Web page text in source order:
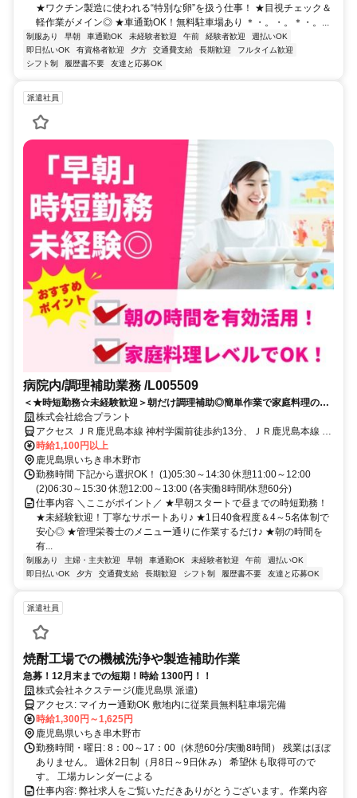
★ワクチン製造に使われる“特別な卵”を扱う仕事！ ★目視チェック＆
軽作業がメイン◎ ★車通勤OK！無料駐車場あり ＊・。・。＊・。...
制服あり 早朝 車通勤OK 未経験者歓迎 午前 経験者歓迎
週払いOK
即日払いOK
有資格者歓迎 夕方 交通費支給 長期歓迎
フルタイム歓迎
シフト制
履歴書不要 友達と応募OK
派遣社員
病院内/調理補助業務 /L005509
＜★時短勤務☆未経験歓迎＞朝だけ調理補助◎簡単作業で家庭料理の経
験が活かせる♪
株式会社総合プラント
アクセス ＪＲ鹿児島本線 神村学園前徒歩約13分、ＪＲ鹿児島本線 串
木野徒歩約26分、連絡バス 串木野徒歩約26分 鹿児島県いちき串木野
市照島
時給1,100円以上
鹿児島県いちき串木野市
勤務時間 下記から選択OK！ (1)05:30～14:30 休憩11:00～12:00
(2)06:30～15:30 休憩12:00～13:00 (各実働8時間/休憩60分)
仕事内容 ＼ここがポイント／ ★早朝スタートで昼までの時短勤務！
★未経験歓迎！丁寧なサポートあり♪ ★1日40食程度＆4～5名体制で
安心◎ ★管理栄養士のメニュー通りに作業するだけ♪ ★朝の時間を
有...
制服あり 主婦・主夫歓迎 早朝 車通勤OK 未経験者歓迎 午前
週払いOK
即日払いOK
夕方 交通費支給 長期歓迎 シフト制 履歴書不要 友達と応募OK
派遣社員
焼酎工場での機械洗浄や製造補助作業
急募！12月末までの短期！時給 1300円！！
株式会社ネクステージ(鹿児島県 派遣)
アクセス: マイカー通勤OK 敷地内に従業員無料駐車場完備
時給1,300円～1,625円
鹿児島県いちき串木野市
勤務時間・曜日: 8：00～17：00（休憩60分/実働8時間） 残業はほぼ
ありません。 週休2日制（月8日～9日休み） 希望休も取得可ので
す。 工場カレンダーによる
仕事内容: 弊社求人をご覧いただきありがとうございます。作業内容